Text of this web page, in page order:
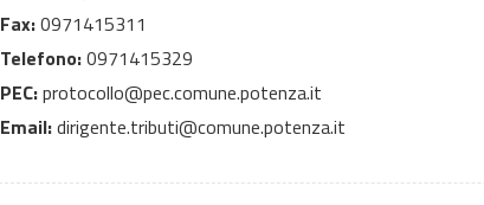
Fax:0971415311
Telefono:0971415329
PEC:protocollo@pec.comune.potenza.it
Email:dirigente.tributi@comune.potenza.it